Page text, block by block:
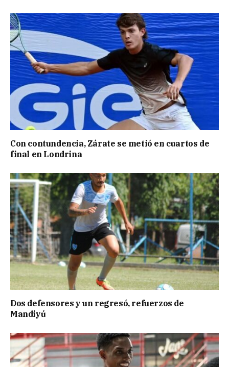
Con contundencia, Zárate se metió en cuartos de
final en Londrina
Dos defensores y un regresó, refuerzos de
Mandiyú